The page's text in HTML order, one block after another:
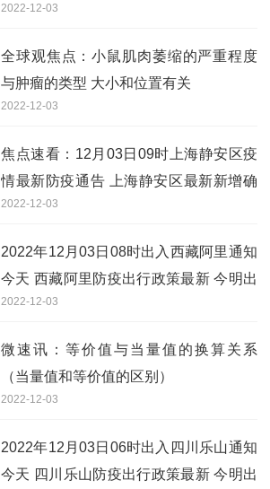
2022-12-03
全球观焦点：小鼠肌肉萎缩的严重程度
与肿瘤的类型 大小和位置有关
2022-12-03
焦点速看：12月03日09时上海静安区疫
情最新防疫通告 上海静安区最新新增确
诊人员多少例
2022-12-03
2022年12月03日08时出入西藏阿里通知
今天 西藏阿里防疫出行政策最新 今明出
入西藏阿里最新通知
2022-12-03
微速讯：等价值与当量值的换算关系
（当量值和等价值的区别）
2022-12-03
2022年12月03日06时出入四川乐山通知
今天 四川乐山防疫出行政策最新 今明出